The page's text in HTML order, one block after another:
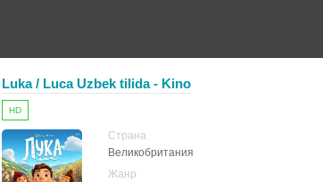
Luka / Luca Uzbek tilida - Kino
HD
Страна
Великобритания
Жанр